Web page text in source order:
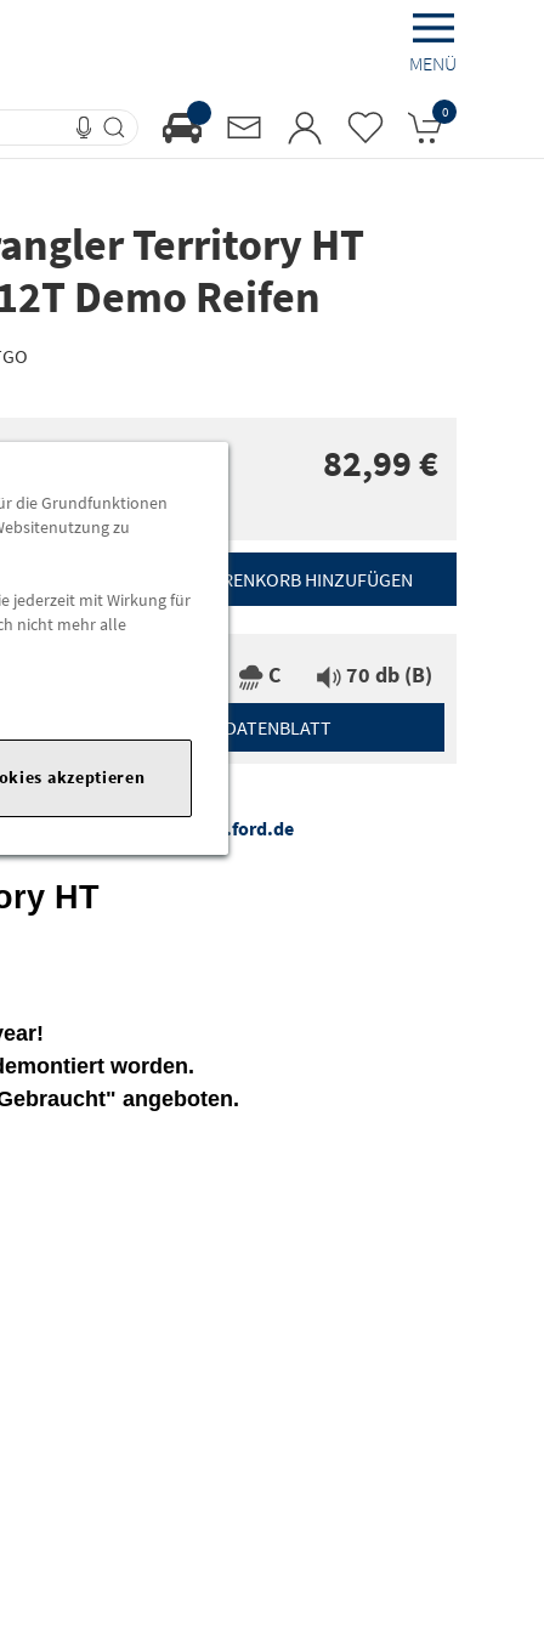
MENÜ
0
Territory HT
Demo Reifen
82,99 €
ZUM WARENKORB HINZUFÜGEN
C 70 db (B)
DATENBLATT
https://www.ford.de
HT
worden.
angeboten.
die Grundfunktionen
zu
jederzeit mit Wirkung für
nicht mehr alle
akzeptieren